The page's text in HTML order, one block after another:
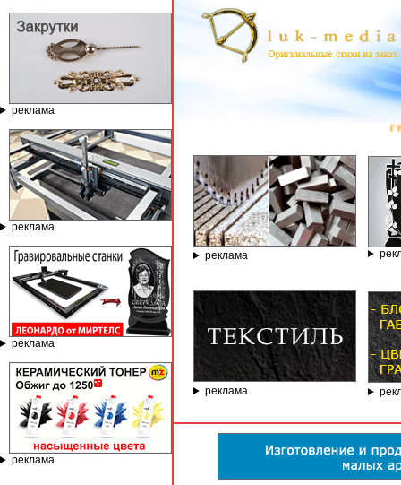
реклама
реклама
реклама
реклама
реклама
реклама